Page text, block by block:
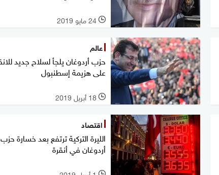
l 24 مايو 2019
عالم
حزب أردوغان يلجأ لسلاح جديد
على هزيمة إسطنبول
l 18 أبريل 2019
اقتصاد
الليرة التركية ترتفع بعد خسارة حزب
أردوغان في أنقرة
l